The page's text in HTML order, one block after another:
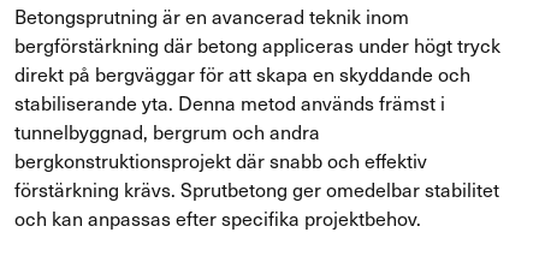
Betongsprutning är en avancerad teknik inom
bergförstärkning där betong appliceras under högt tryck
direkt på bergväggar för att skapa en skyddande och
stabiliserande yta. Denna metod används främst i
tunnelbyggnad, bergrum och andra
bergkonstruktionsprojekt där snabb och effektiv
förstärkning krävs. Sprutbetong ger omedelbar stabilitet
och kan anpassas efter specifika projektbehov.